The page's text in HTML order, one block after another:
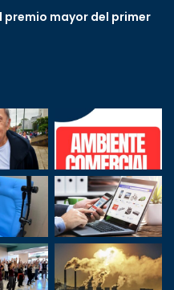
premio mayor del primer